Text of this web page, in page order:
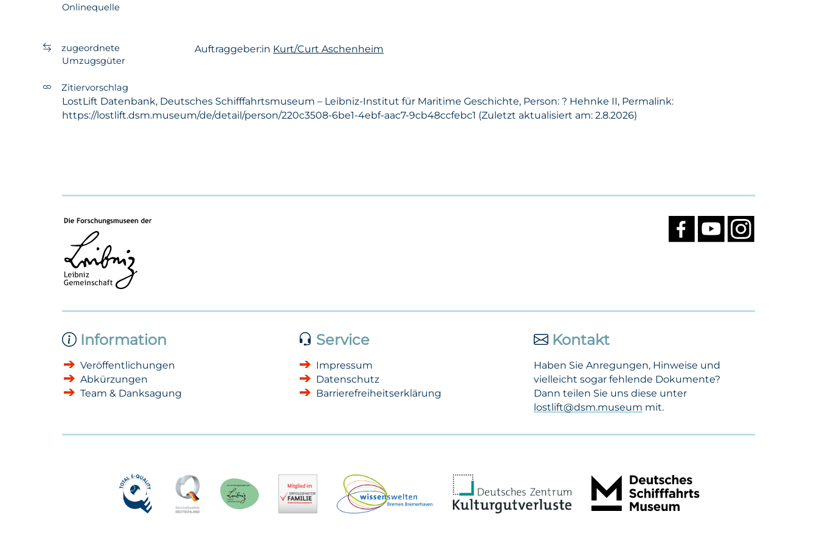
Onlinequelle
zugeordnete
Umzugsgüter
Auftraggeber:in Kurt/Curt Aschenheim
Zitiervorschlag
LostLift Datenbank, Deutsches Schifffahrtsmuseum – Leibniz-Institut für Maritime Geschichte, Person: ? Hehnke II, Permalink:
https://lostlift.dsm.museum/de/detail/person/220c3508-6be1-4ebf-aac7-9cb48ccfebc1 (Zuletzt aktualisiert am: 2.8.2026)
Information
Veröffentlichungen
Abkürzungen
Team & Danksagung
Service
Impressum
Datenschutz
Barrierefreiheitserklärung
Kontakt
Haben Sie Anregungen, Hinweise und
vielleicht sogar fehlende Dokumente?
Dann teilen Sie uns diese unter
lostlift@dsm.museum mit.